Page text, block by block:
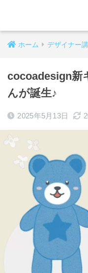
ホーム デザイナー
cocoadesign新
んが誕生♪
2025年5月13日